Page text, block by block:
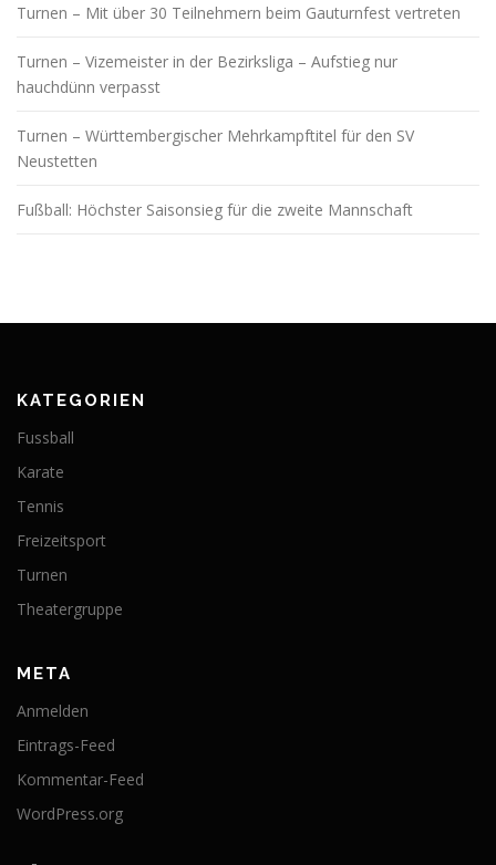
Turnen – Mit über 30 Teilnehmern beim Gauturnfest vertreten
Turnen – Vizemeister in der Bezirksliga – Aufstieg nur
hauchdünn verpasst
Turnen – Württembergischer Mehrkampftitel für den SV
Neustetten
Fußball: Höchster Saisonsieg für die zweite Mannschaft
KATEGORIEN
Fussball
Karate
Tennis
Freizeitsport
Turnen
Theatergruppe
META
Anmelden
Eintrags-Feed
Kommentar-Feed
WordPress.org